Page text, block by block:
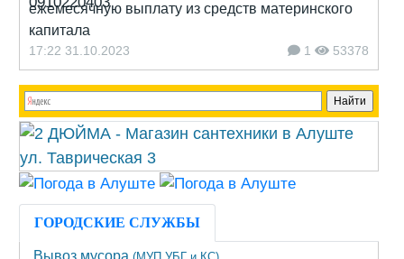
ежемесячную выплату из средств материнского
капитала
17:22 31.10.2023 1 53378
ГОРОДСКИЕ СЛУЖБЫ
Вывоз мусора